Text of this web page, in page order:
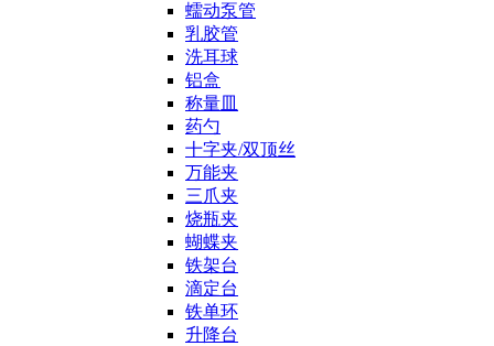
蠕动泵管
乳胶管
洗耳球
铝盒
称量皿
药勺
十字夹/双顶丝
万能夹
三爪夹
烧瓶夹
蝴蝶夹
铁架台
滴定台
铁单环
升降台